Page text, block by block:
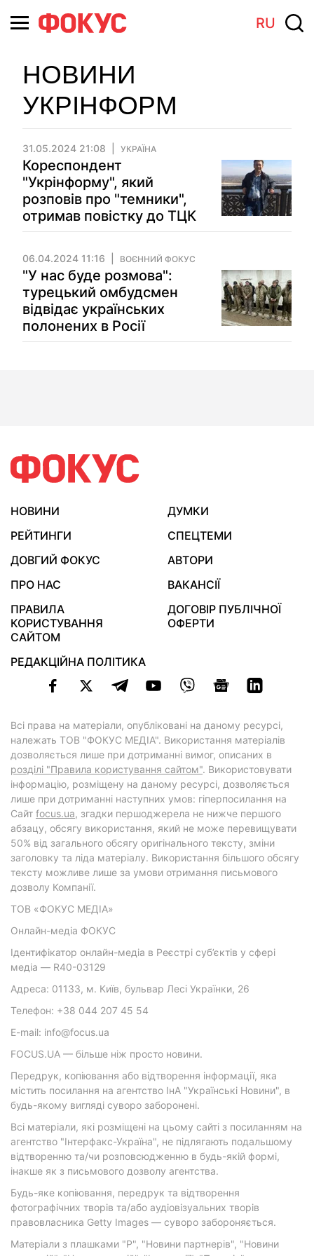
RU
НОВИНИ
УКРІНФОРМ
31.05.2024 21:08 УКРАЇНА
Кореспондент
"Укрінформу", який
розповів про "темники",
отримав повістку до ТЦК
06.04.2024 11:16 ВОЄННИЙ ФОКУС
"У нас буде розмова":
турецький омбудсмен
відвідає українських
полонених в Росії
НОВИНИ
ДУМКИ
РЕЙТИНГИ
СПЕЦТЕМИ
ДОВГИЙ ФОКУС
АВТОРИ
ПРО НАС
ВАКАНСІЇ
ПРАВИЛА
КОРИСТУВАННЯ
САЙТОМ
ДОГОВІР ПУБЛІЧНОЇ
ОФЕРТИ
РЕДАКЦІЙНА ПОЛІТИКА
Всі права на матеріали, опубліковані на даному ресурсі,
належать ТОВ "ФОКУС МЕДІА". Використання матеріалів
дозволяється лише при дотриманні вимог, описаних в
розділі "Правила користування сайтом". Використовувати
інформацію, розміщену на даному ресурсі, дозволяється
лише при дотриманні наступних умов: гіперпосилання на
Cайт focus.ua, згадки першоджерела не нижче першого
абзацу, обсягу використання, який не може перевищувати
50% від загального обсягу оригінального тексту, зміни
заголовку та ліда матеріалу. Використання більшого обсягу
тексту можливе лише за умови отримання письмового
дозволу Компанії.
ТОВ «ФОКУС МЕДІА»
Онлайн-медіа ФОКУС
Ідентифікатор онлайн-медіа в Реєстрі суб’єктів у сфері
медіа — R40-03129
Адреса: 01133, м. Київ, бульвар Лесі Українки, 26
Телефон: +38 044 207 45 54
E-mail: info@focus.ua
FOCUS.UA — більше ніж просто новини.
Передрук, копіювання або відтворення інформації, яка
містить посилання на агентство ІнА "Українські Новини", в
будь-якому вигляді суворо заборонені.
Всі матеріали, які розміщені на цьому сайті з посиланням на
агентство "Інтерфакс-Україна", не підлягають подальшому
відтворенню та/чи розповсюдженню в будь-якій формі,
інакше як з письмового дозволу агентства.
Будь-яке копіювання, передрук та відтворення
фотографічних творів та/або аудіовізуальних творів
правовласника Getty Images — суворо забороняється.
Матеріали з плашками "Р", "Новини партнерів", "Новини